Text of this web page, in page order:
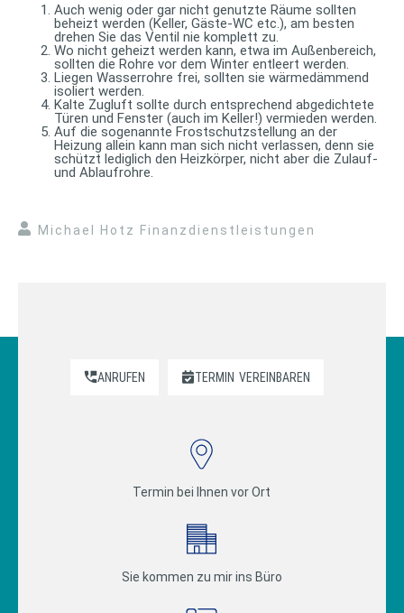
Auch wenig oder gar nicht genutzte Räume sollten
beheizt werden (Keller, Gäste-WC etc.), am besten
drehen Sie das Ventil nie komplett zu.
Wo nicht geheizt werden kann, etwa im Außenbereich,
sollten die Rohre vor dem Winter entleert werden.
Liegen Wasserrohre frei, sollten sie wärmedämmend
isoliert werden.
Kalte Zugluft sollte durch entsprechend abgedichtete
Türen und Fenster (auch im Keller!) vermieden werden.
Auf die sogenannte Frostschutzstellung an der
Heizung allein kann man sich nicht verlassen, denn sie
schützt lediglich den Heizkörper, nicht aber die Zulauf-
und Ablaufrohre.
Michael Hotz Finanzdienstleistungen
ANRUFEN TERMIN VEREINBAREN
Termin bei Ihnen vor Ort
Sie kommen zu mir ins Büro